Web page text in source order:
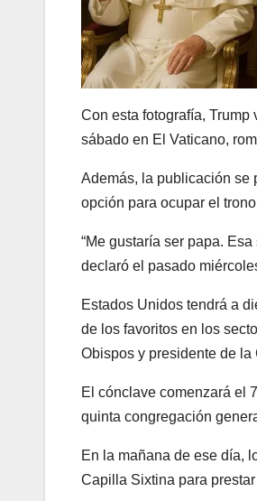
Con esta fotografía,
sábado en El Vaticano,
Además, la publicación se
opción para ocupar el
“Me gustaría ser papa.
declaró el pasado
Estados Unidos tendrá a
de los favoritos en los
Obispos y presidente de
El cónclave comenzará el
quinta congregación
En la mañana de ese día,
Capilla Sixtina para